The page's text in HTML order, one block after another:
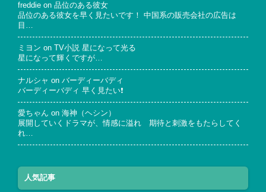
freddie on 品位のある彼女
品位のある彼女を早く見たいです！ 中国系の販売会社の広告は
目…
ミヨン on TV小説 星になって光る
星になって輝くですが…
ナルシャ on バーディーバディ
バーディーバディ 早く見たい❗
愛ちゃん on 海神（ヘシン）
展開していくドラマが、情感に溢れ 期待と刺激をもたらしてく
れ…
人気記事